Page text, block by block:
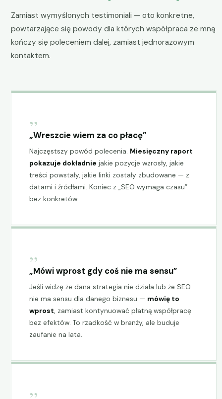
Zamiast wymyślonych testimoniali — oto konkretne,
powtarzające się powody dla których współpraca ze mną
kończy się poleceniem dalej, zamiast jednorazowym
kontaktem.
„
„Wreszcie wiem za co płacę”
Najczęstszy powód polecenia. Miesięczny raport
pokazuje dokładnie jakie pozycje wzrosły, jakie
treści powstały, jakie linki zostały zbudowane — z
datami i źródłami. Koniec z „SEO wymaga czasu”
bez konkretów.
„
„Mówi wprost gdy coś nie ma sensu”
Jeśli widzę że dana strategia nie działa lub że SEO
nie ma sensu dla danego biznesu — mówię to
wprost, zamiast kontynuować płatną współpracę
bez efektów. To rzadkość w branży, ale buduje
zaufanie na lata.
„